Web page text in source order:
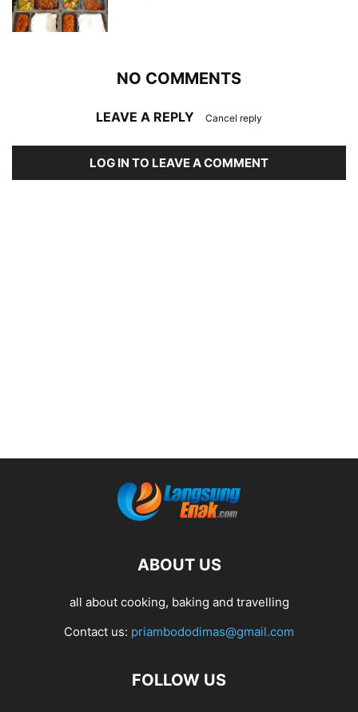
NO COMMENTS
LEAVE A REPLY Cancel reply
LOG IN TO LEAVE A COMMENT
ABOUT US
all about cooking, baking and travelling
Contact us: priambododimas@gmail.com
FOLLOW US